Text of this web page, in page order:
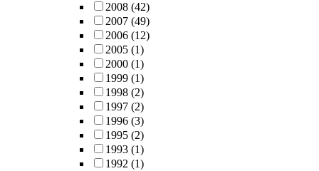
2008 (42)
2007 (49)
2006 (12)
2005 (1)
2000 (1)
1999 (1)
1998 (2)
1997 (2)
1996 (3)
1995 (2)
1993 (1)
1992 (1)